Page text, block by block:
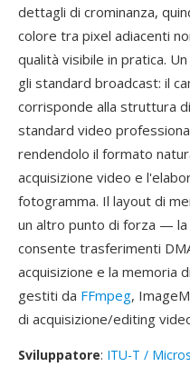
dettagli di crominanza,
colore tra pixel adiacenti
qualità visibile in pratica.
gli standard broadcast: il
corrisponde alla struttura
standard video
rendendolo il formato
acquisizione video e
fotogramma. Il layout di
un altro punto di forza —
consente trasferimenti
acquisizione e la memoria
gestiti da FFmpeg,
di acquisizione/editing
Sviluppatore: ITU-T /